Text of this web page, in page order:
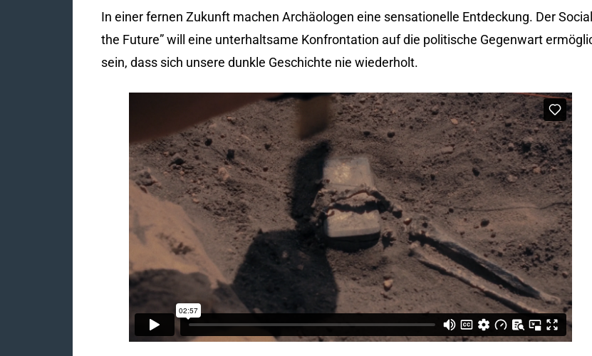
In einer fernen Zukunft machen Archäologen eine sensationelle Entdeckung. Der
the Future” will eine unterhaltsame Konfrontation auf die politische Gegenwart
sein, dass sich unsere dunkle Geschichte nie wiederholt.